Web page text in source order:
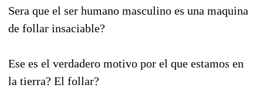
Sera que el ser humano masculino es una maquina
de follar insaciable?
Ese es el verdadero motivo por el que estamos en
la tierra? El follar?